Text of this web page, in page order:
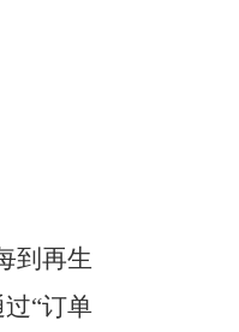
到再生
“订单